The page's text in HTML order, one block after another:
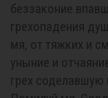
беззаконие
грехопадения
мя, от тяжких и
уныние и
грех соделавшую